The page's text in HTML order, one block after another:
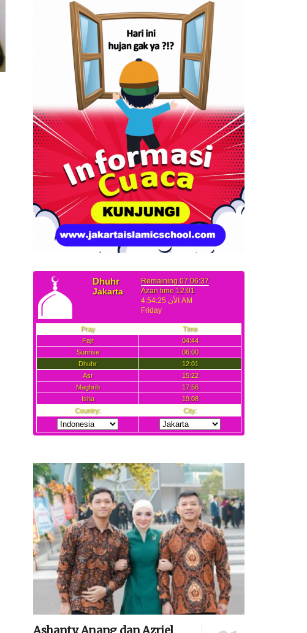
Ashanty, Anang dan Azriel